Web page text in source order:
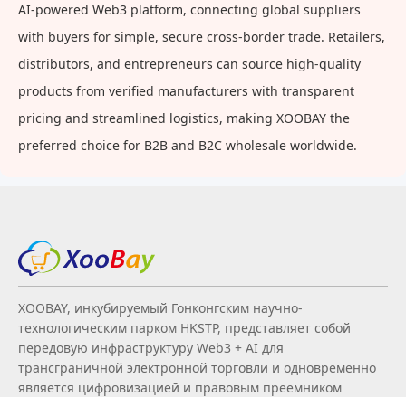
AI-powered Web3 platform, connecting global suppliers
with buyers for simple, secure cross-border trade. Retailers,
distributors, and entrepreneurs can source high-quality
products from verified manufacturers with transparent
pricing and streamlined logistics, making XOOBAY the
preferred choice for B2B and B2C wholesale worldwide.
XOOBAY, инкубируемый Гонконгским научно-
технологическим парком HKSTP, представляет собой
передовую инфраструктуру Web3 + AI для
трансграничной электронной торговли и одновременно
является цифровизацией и правовым преемником